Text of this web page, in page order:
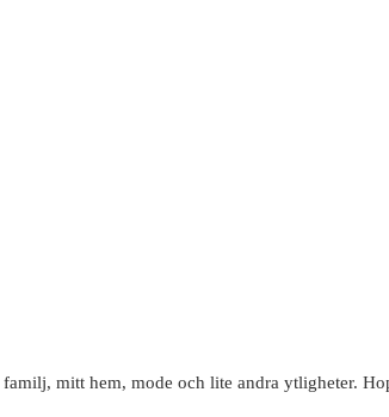
mitt hem, mode och lite andra ytligheter.